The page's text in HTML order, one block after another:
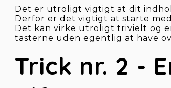
Det er utroligt vigtigt at dit
Derfor er det vigtigt at starte
Det kan virke utroligt trivielt og
tasterne uden egentlig at have
Trick nr. 2 -